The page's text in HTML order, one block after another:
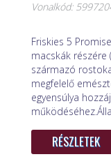
Vonalkód:
Friskies 5
macskák részére
származó
megfelelő
egyensúlya
RÉSZLETEK